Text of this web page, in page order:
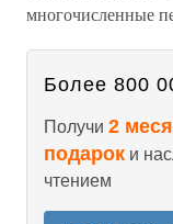
многочисленные
Более 800
Получи 2
подарок и
чтением